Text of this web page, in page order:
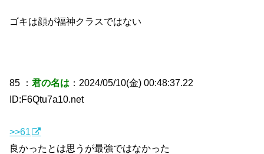
ゴキは顔が福神クラスではない
85 ：君の名は ：2024/05/10(金) 00:48:37.22
ID:F6Qtu7a10.net
>>61
良かったとは思うが最強ではなかった